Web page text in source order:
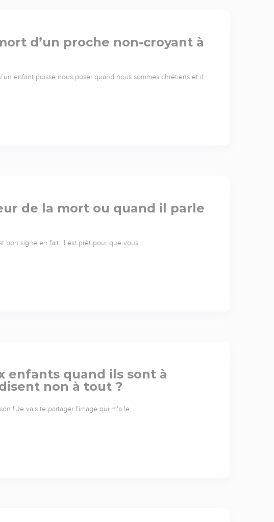
d’un proche non-croyant à
enfant puisse nous poser quand nous sommes chrétiens et il
de la mort ou quand il parle
bon signe en fait. Il est prêt pour que vous …
enfants quand ils sont à
non à tout ?
! Je vais te partager l'image qui m'a le …